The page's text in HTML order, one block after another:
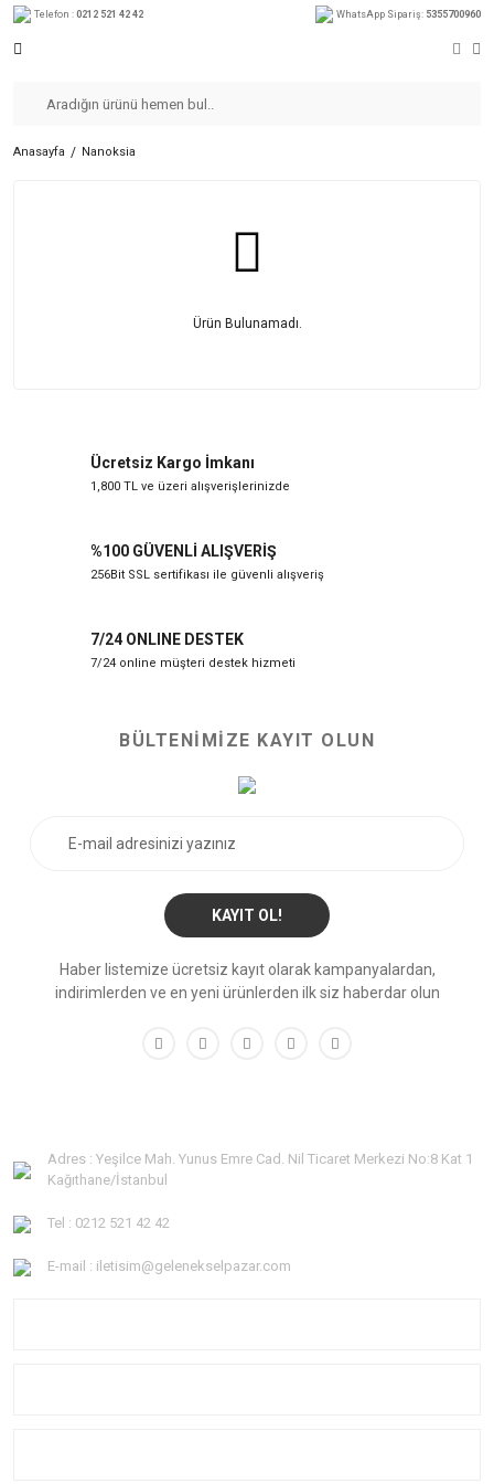
Telefon : 0212 521 42 42 WhatsApp Sipariş: 5355700960
Anasayfa Nanoksia
Ürün Bulunamadı.
Ücretsiz Kargo İmkanı
1,800 TL ve üzeri alışverişlerinizde
%100 GÜVENLİ ALIŞVERİŞ
256Bit SSL sertifikası ile güvenli alışveriş
7/24 ONLINE DESTEK
7/24 online müşteri destek hizmeti
BÜLTENİMİZE KAYIT OLUN
KAYIT OL!
Haber listemize ücretsiz kayıt olarak kampanyalardan,
indirimlerden ve en yeni ürünlerden ilk siz haberdar olun
Adres : Yeşilce Mah. Yunus Emre Cad. Nil Ticaret Merkezi No:8 Kat 1
Kağıthane/İstanbul
Tel : 0212 521 42 42
E-mail : iletisim@gelenekselpazar.com